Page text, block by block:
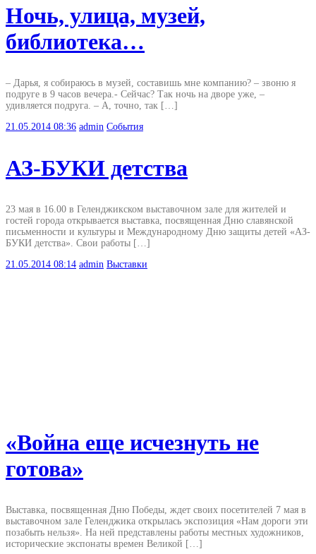
Ночь, улица, музей,
библиотека…
– Дарья, я собираюсь в музей, составишь мне компанию? – звоню я
подруге в 9 часов вечера.- Сейчас? Так ночь на дворе уже, –
удивляется подруга. – А, точно, так […]
21.05.2014 08:36 admin События
АЗ-БУКИ детства
23 мая в 16.00 в Геленджикском выставочном зале для жителей и
гостей города открывается выставка, посвященная Дню славянской
письменности и культуры и Международному Дню защиты детей «АЗ-
БУКИ детства». Свои работы […]
21.05.2014 08:14 admin Выставки
«Война еще исчезнуть не
готова»
Выставка, посвященная Дню Победы, ждет своих посетителей 7 мая в
выставочном зале Геленджика открылась экспозиция «Нам дороги эти
позабыть нельзя». На ней представлены работы местных художников,
исторические экспонаты времен Великой […]